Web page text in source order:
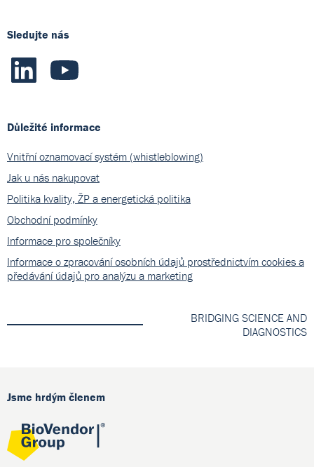
Sledujte nás
Důležité informace
Vnitřní oznamovací systém (whistleblowing)
Jak u nás nakupovat
Politika kvality, ŽP a energetická politika
Obchodní podmínky
Informace pro společníky
Informace o zpracování osobních údajů prostřednictvím cookies a
předávání údajů pro analýzu a marketing
BRIDGING SCIENCE AND
DIAGNOSTICS
Jsme hrdým členem